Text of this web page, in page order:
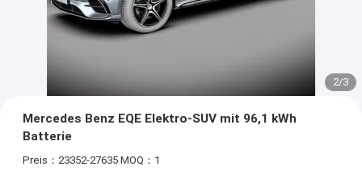
2/3
Mercedes Benz EQE Elektro-SUV mit 96,1 kWh
Batterie
Preis：23352-27635 MOQ：1